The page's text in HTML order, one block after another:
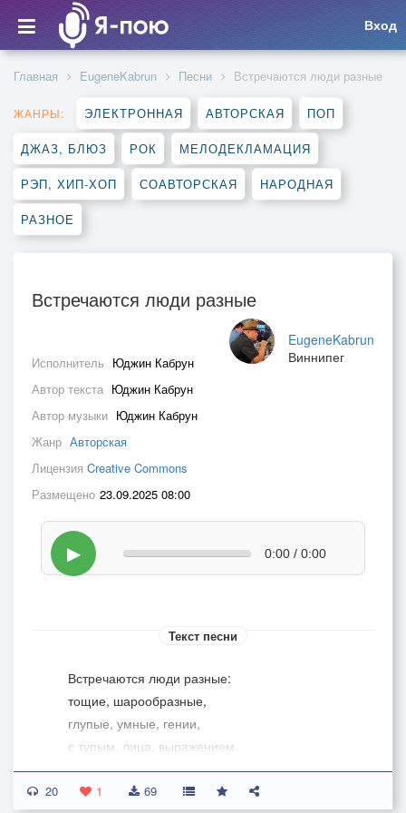
Вход
Главная EugeneKabrun Песни Встречаются люди разные
ЖАНРЫ: ЭЛЕКТРОННАЯ АВТОРСКАЯ ПОП
ДЖАЗ, БЛЮЗ РОК МЕЛОДЕКЛАМАЦИЯ
РЭП, ХИП-ХОП СОАВТОРСКАЯ НАРОДНАЯ
РАЗНОЕ
Встречаются люди разные
EugeneKabrun
Виннипег
Исполнитель Юджин Кабрун
Автор текста Юджин Кабрун
Автор музыки Юджин Кабрун
Жанр Авторская
Лицензия Creative Commons
Размещено 23.09.2025 08:00
▶ 0:00 / 0:00
Текст песни
­Встречаются люди разные:
тощие, шарообразные,
глупые, умные, гении,
с тупым, лица, выражением.
Бывают люди красивые,
Смелые или трусливые,
20 1 69